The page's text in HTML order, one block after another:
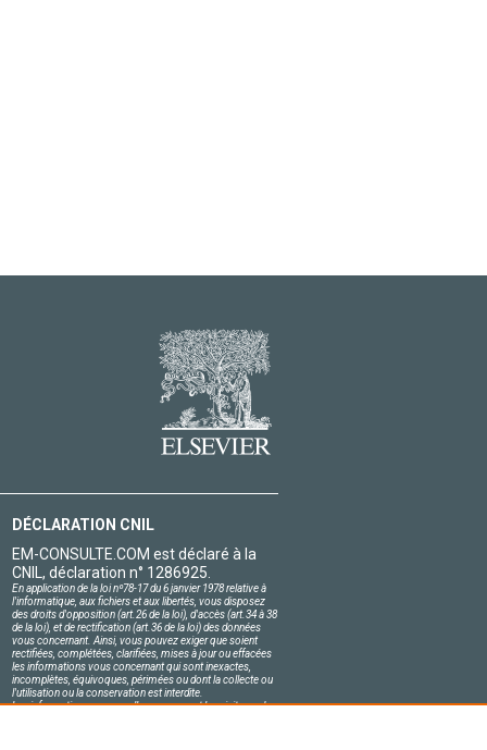
DÉCLARATION CNIL
EM-CONSULTE.COM est déclaré à la
CNIL, déclaration n° 1286925.
En application de la loi nº78-17 du 6 janvier 1978 relative à
l'informatique, aux fichiers et aux libertés, vous disposez
des droits d'opposition (art.26 de la loi), d'accès (art.34 à 38
de la loi), et de rectification (art.36 de la loi) des données
vous concernant. Ainsi, vous pouvez exiger que soient
rectifiées, complétées, clarifiées, mises à jour ou effacées
les informations vous concernant qui sont inexactes,
incomplètes, équivoques, périmées ou dont la collecte ou
l'utilisation ou la conservation est interdite.
Les informations personnelles concernant les visiteurs de